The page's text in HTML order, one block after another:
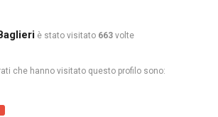
è stato visitato 663 volte
che hanno visitato questo profilo sono: